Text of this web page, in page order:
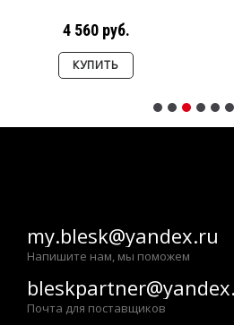
4 560 руб.
КУПИТЬ
my.blesk@yandex.ru
Напишите нам, мы поможем
Почта для поставщиков